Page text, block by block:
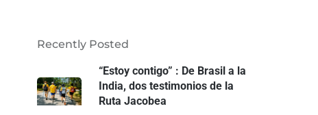
Recently Posted
“Estoy contigo” : De Brasil a la
India, dos testimonios de la
Ruta Jacobea